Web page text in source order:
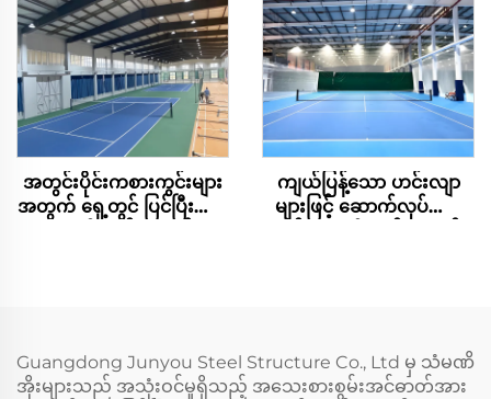
အတွင်းပိုင်းကစားကွင်းများ
အတွက် ရှေ့တွင် ပြင်ပြီးသား
ကျယ်ပြန့်သော ဟင်းလျာ
များဖြင့် ဆောက်လုပ်ထား
Guangdong Junyou Steel Structure Co., Ltd မှ သံမဏိ
အိုးများသည် အသုံးဝင်မှုရှိသည့် အသေးစားစွမ်းအင်ဓာတ်အား